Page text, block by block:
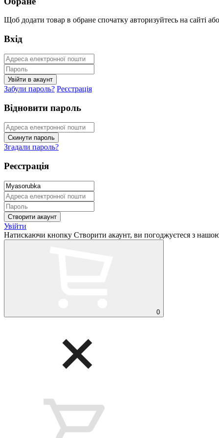
Щоб додати товар в обране спочатку авторизуйтесь на сайті або
Вхід
Забули пароль? Реєстрація
Відновити пароль
Згадали пароль?
Реєстрація
Увійти
Натискаючи кнопку Створити акаунт, ви погоджуєтеся з
0